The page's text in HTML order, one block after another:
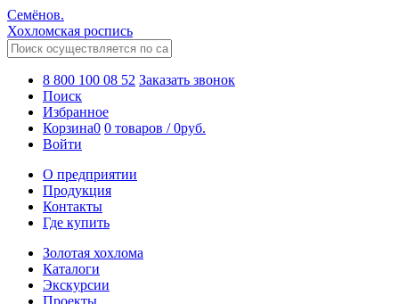
Семёнов.
Хохломская роспись
8 800 100 08 52 Заказать звонок
Поиск
Избранное
Корзина0 0 товаров /0руб.
Войти
О предприятии
Продукция
Контакты
Где купить
Золотая хохлома
Каталоги
Экскурсии
Проекты